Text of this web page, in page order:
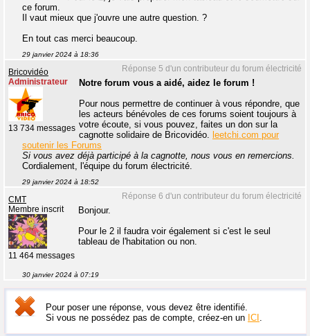
ce forum.
Il vaut mieux que j'ouvre une autre question. ?
En tout cas merci beaucoup.
29 janvier 2024 à 18:36
Réponse 5 d'un contributeur du forum électricité
Bricovidéo
Administrateur
13 734 messages
Notre forum vous a aidé, aidez le forum !
Pour nous permettre de continuer à vous répondre, que
les acteurs bénévoles de ces forums soient toujours à
votre écoute, si vous pouvez, faites un don sur la
cagnotte solidaire de Bricovidéo.
leetchi.com pour
soutenir les Forums
Si vous avez déjà participé à la cagnotte, nous vous en remercions.
Cordialement, l'équipe du forum électricité.
29 janvier 2024 à 18:52
Réponse 6 d'un contributeur du forum électricité
CMT
Membre inscrit
11 464 messages
Bonjour.
Pour le 2 il faudra voir également si c'est le seul
tableau de l'habitation ou non.
30 janvier 2024 à 07:19
Pour poser une réponse, vous devez être identifié.
Si vous ne possédez pas de compte, créez-en un ICI